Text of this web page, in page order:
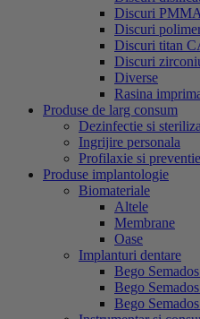
Discuri
Discuri
Discuri titan
Discuri
Diverse
Rasina
Produse de larg consum
Dezinfectie si
Ingrijire personala
Profilaxie si preventie
Produse implantologie
Biomateriale
Altele
Membrane
Oase
Implanturi dentare
Bego
Bego
Bego